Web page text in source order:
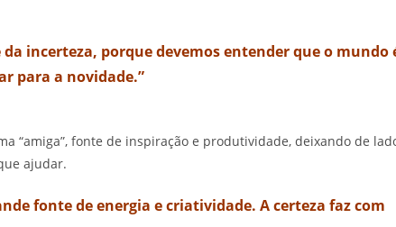
incerteza, porque devemos entender que o mundo
para a novidade.”
“amiga”, fonte de inspiração e produtividade, deixando de
ajudar.
fonte de energia e criatividade. A certeza faz com